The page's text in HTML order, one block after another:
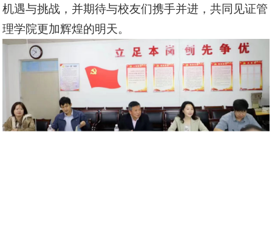
机遇与挑战，并期待与校友们携手并进，共同见证管
理学院更加辉煌的明天。